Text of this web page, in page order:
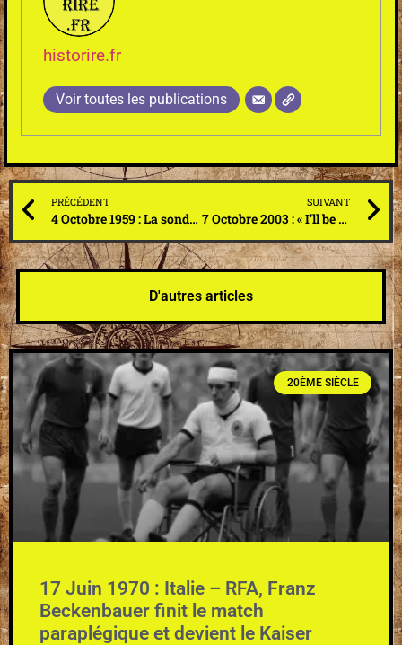
historire.fr
Voir toutes les publications
PRÉCÉDENT
4 Octobre 1959 : La sonde soviétique Lunik III est lancée depuis Baïkonour pour photographier pour la première fois la face cachée de la Lune
SUIVANT
7 Octobre 2003 : « I’ll be back ». Schwarzy avait promis qu’il reviendrait, mais il surprend tout son monde en revenant au poste de gouverneur de Californie
D'autres articles
20ÈME SIÈCLE
17 Juin 1970 : Italie – RFA, Franz
Beckenbauer finit le match
paraplégique et devient le Kaiser